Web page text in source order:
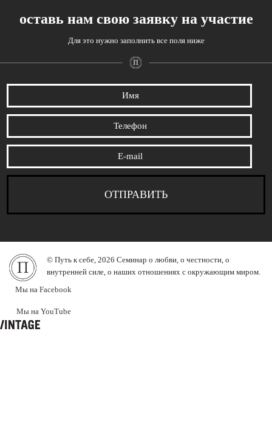
оставь нам свою заявку на участие
Для это нужно заполнить все поля ниже
© Путь к себе, 2026 Семинар о любви, о честности, о
внутренней силе, о наших отношениях с окружающим миром.
Мы на Facebook
Мы на YouTube